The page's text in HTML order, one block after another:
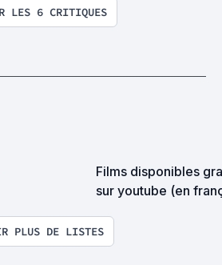
LES 6 CRITIQUES
Films disponibles
sur youtube (en
PLUS DE LISTES